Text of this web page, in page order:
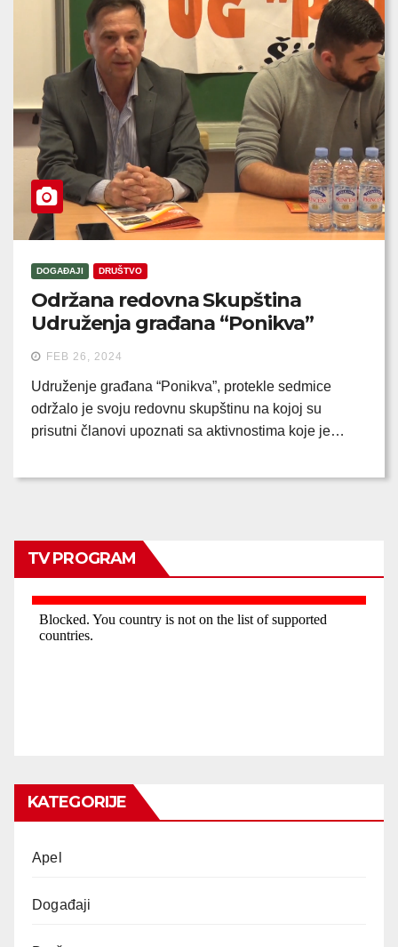
DOGAĐAJI DRUŠTVO
Održana redovna Skupština
Udruženja građana “Ponikva”
FEB 26, 2024
Udruženje građana “Ponikva”, protekle sedmice
održalo je svoju redovnu skupštinu na kojoj su
prisutni članovi upoznati sa aktivnostima koje je…
TV PROGRAM
KATEGORIJE
Apel
Događaji